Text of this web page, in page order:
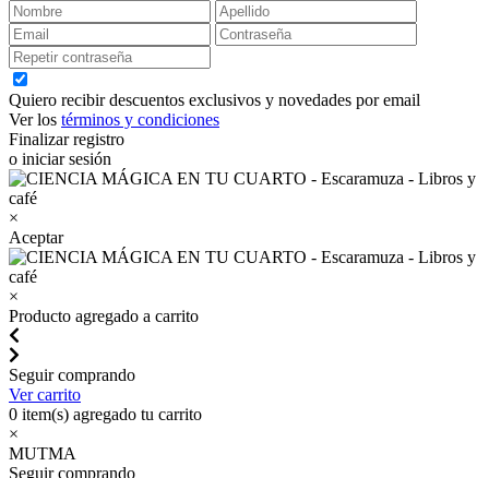
Quiero recibir descuentos exclusivos y novedades por email
Ver los términos y condiciones
Finalizar registro
o iniciar sesión
×
Aceptar
×
Producto agregado a carrito
Seguir comprando
Ver carrito
0 item(s) agregado tu carrito
×
MUTMA
Seguir comprando